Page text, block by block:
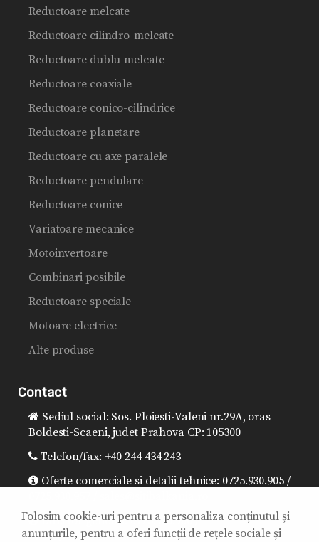
Reductoare melcate
Reductoare cilindro-melcate
Reductoare dublu-melcate
Reductoare coaxiale
Reductoare conico-cilindrice
Reductoare planetare
Reductoare cu axe paralele
Reductoare pendulare
Reductoare conice
Variatoare mecanice
Motoinvertoare
Combinari posibile
Reductoare speciale
Motoare electrice
Alte produse
Contact
Sediul social: Sos. Ploiesti-Valeni nr.29A, oras
Boldesti-Scaeni, judet Prahova CP: 105300
Telefon/fax: +40 244 434 243
Oferte comerciale si detalii tehnice: 0725.930.905 /
Director general: 0725.930.906 /
office@sitibalkania.ro
Folosim cookie-uri pentru a personaliza conținutul și
anunțurile, pentru a oferi funcții de rețele sociale și